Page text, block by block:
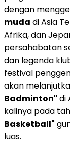
dengan
muda di Asia
Afrika, dan
persahabatan
dan legenda
festival
akan
Badminton" di
kalinya pada
Basketball"
luas.